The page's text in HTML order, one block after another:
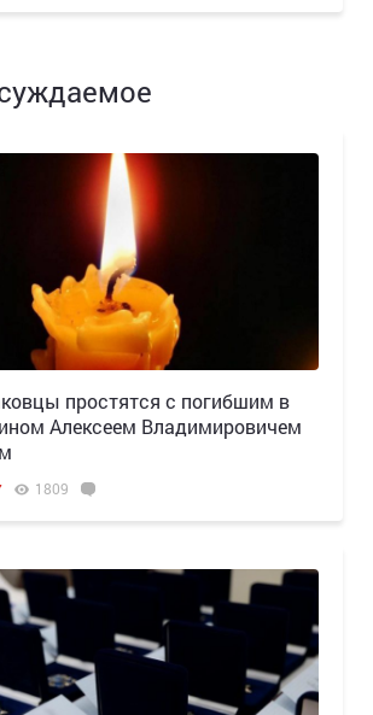
простятся с погибшим в
Алексеем Владимировичем
1809